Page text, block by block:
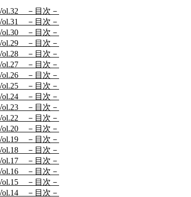
－目次－
－目次－
－目次－
－目次－
－目次－
－目次－
－目次－
－目次－
－目次－
－目次－
－目次－
－目次－
－目次－
－目次－
－目次－
－目次－
－目次－
－目次－